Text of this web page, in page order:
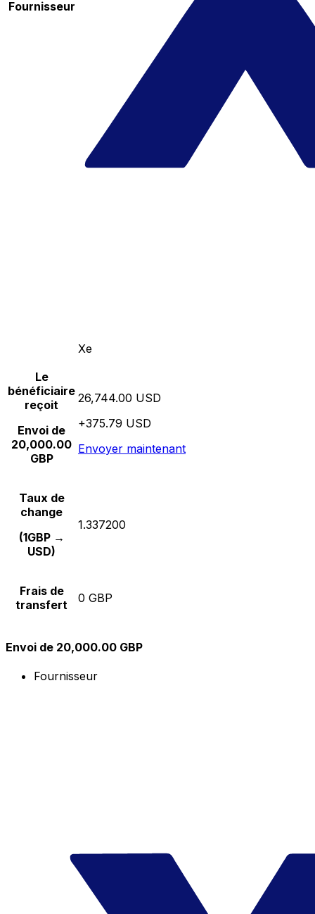
Fournisseur
Xe
Le
bénéficiaire
reçoit
Envoi de
20,000.00
GBP
26,744.00 USD
+375.79 USD
Envoyer maintenant
Taux de
change
(1GBP →
USD)
1.337200
Frais de
transfert
0 GBP
Envoi de 20,000.00 GBP
Fournisseur